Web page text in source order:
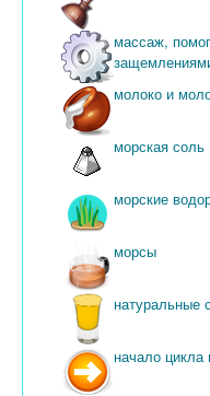
массаж,
молоко и
морская соль
морские
морсы
натуральные
начало цикла